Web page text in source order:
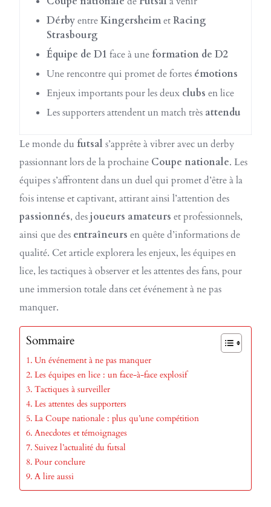
DérbyentreKingersheimetRacing
Strasbourg
Équipe de D1 face à une formation de D2
Une rencontre qui promet de fortes émotions
Enjeux importants pour les deux clubs en lice
Les supporters attendent un match très attendu
Le monde du futsal s’apprête à vibrer avec un derby
passionnant lors de la prochaine Coupe nationale. Les
équipes s’affrontent dans un duel qui promet d’être à la
fois intense et captivant, attirant ainsi l’attention des
passionnés, desjoueurs amateurs et professionnels,
ainsi que des entraîneurs en quête d’informations de
qualité. Cet article explorera les enjeux, les équipes en
lice, les tactiques à observer et les attentes des fans, pour
une immersion totale dans cet événement à ne pas
manquer.
Sommaire
Un événement à ne pas manquer
Les équipes en lice : un face-à-face explosif
Tactiques à surveiller
Les attentes des supporters
La Coupe nationale : plus qu’une compétition
Anecdotes et témoignages
Suivez l’actualité du futsal
Pour conclure
A lire aussi